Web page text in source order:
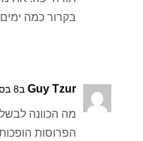
בקרור כמה
Guy Tzur ב8 בספטמבר 2018 ב18:37
מה הכוונה
הפרוסות